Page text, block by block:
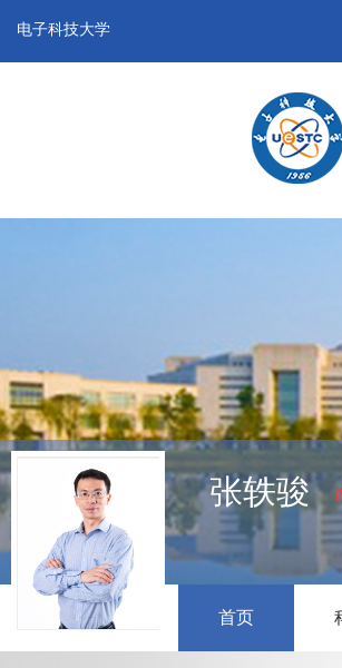
电子科技大学
张轶骏
首页